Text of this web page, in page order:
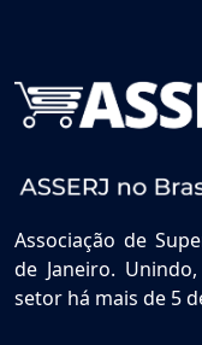
Associação de
de Janeiro.
setor há mais de 5